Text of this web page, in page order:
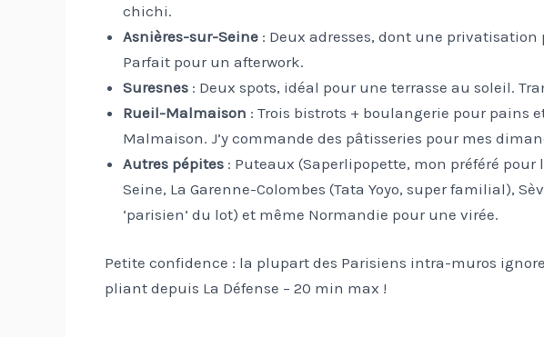
chichi.
Asnières-sur-Seine: Deux adresses, dont une privatisation
Parfait pour un afterwork.
Suresnes: Deux spots, idéal pour une terrasse au soleil.
Rueil-Malmaison : Trois bistrots + boulangerie pour pains
Malmaison. J’y commande des pâtisseries pour mes
Autres pépites: Puteaux (Saperlipopette, mon préféré pour
Seine, La Garenne-Colombes (Tata Yoyo, super familial),
‘parisien’ du lot) et même Normandie pour une virée.
Petite confidence : la plupart des Parisiens intra-muros
pliant depuis La Défense – 20 min max !